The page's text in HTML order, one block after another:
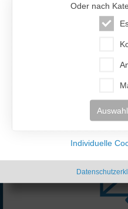
46 %
Online-
5667
Oder nach
Individuelle